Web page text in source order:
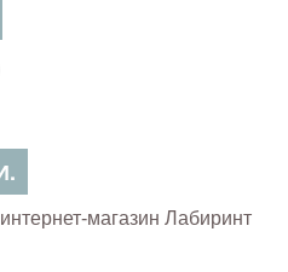
магазин Лабиринт